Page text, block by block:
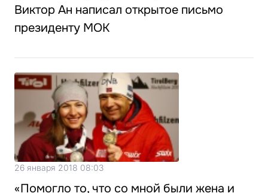
Виктор Ан написал открытое письмо
президенту МОК
26 января 2018 08:03
«Помогло то, что со мной были жена и